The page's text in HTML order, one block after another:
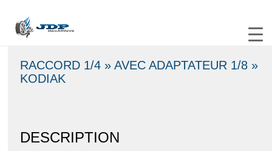
RACCORD 1/4 » AVEC ADAPTATEUR 1/8 »
KODIAK
DESCRIPTION